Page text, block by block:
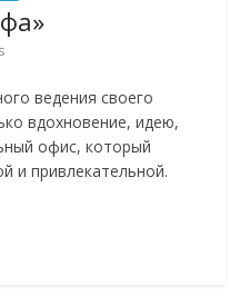
ведения своего
вдохновение, идею,
офис, который
и привлекательной.